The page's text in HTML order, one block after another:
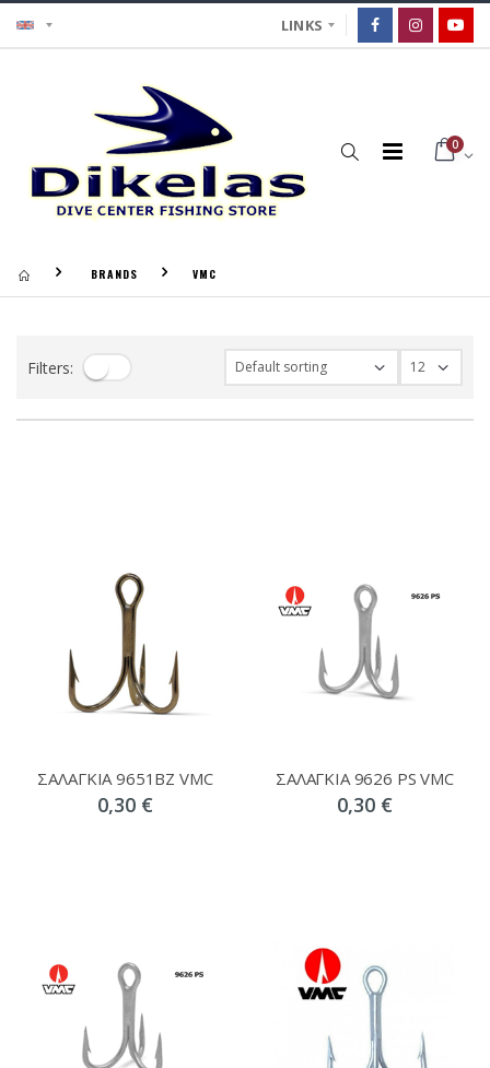
LINKS
0
BRANDS VMC
Filters:
ΣΑΛΑΓΚΙΑ 9651BZ VMC
0,30 €
ΣΑΛΑΓΚΙΑ 9626 PS VMC
0,30 €